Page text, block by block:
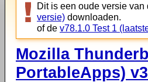
Dit is een oude versie
versie) downloaden.
of de v78.1.0 Test 1
Mozilla
PortableApps)